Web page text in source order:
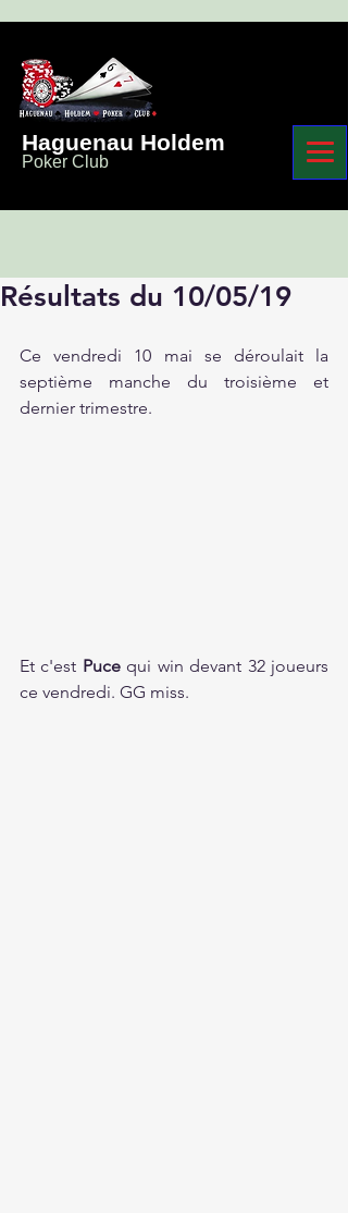
Haguenau Holdem
Poker Club
Résultats du 10/05/19
Ce vendredi 10 mai se déroulait la
septième manche du troisième et
dernier trimestre.
Et c'est Puce qui win devant 32 joueurs
ce vendredi. GG miss.